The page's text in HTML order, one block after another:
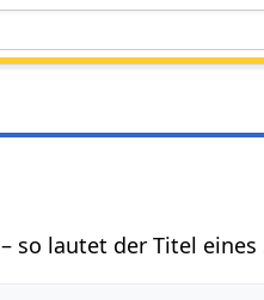
– so lautet der Titel eines